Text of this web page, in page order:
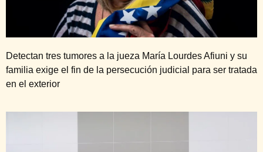
Detectan tres tumores a la jueza María Lourdes Afiuni y su
familia exige el fin de la persecución judicial para ser tratada
en el exterior